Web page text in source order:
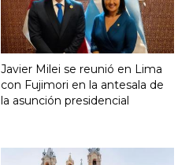
Javier Milei se reunió en Lima
con Fujimori en la antesala de
la asunción presidencial